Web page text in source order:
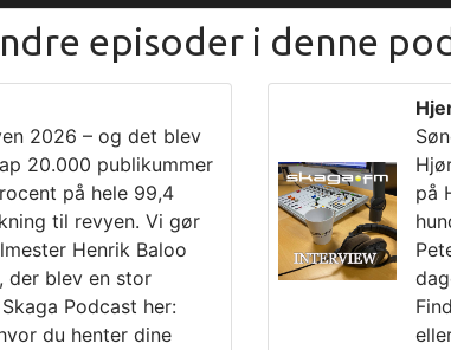
keys
or
episoder i denne
2026 – og det blev
20.000 publikummer
på hele 99,4
til revyen. Vi gør
Henrik Baloo
der blev en stor
Podcast her:
du henter dine
på